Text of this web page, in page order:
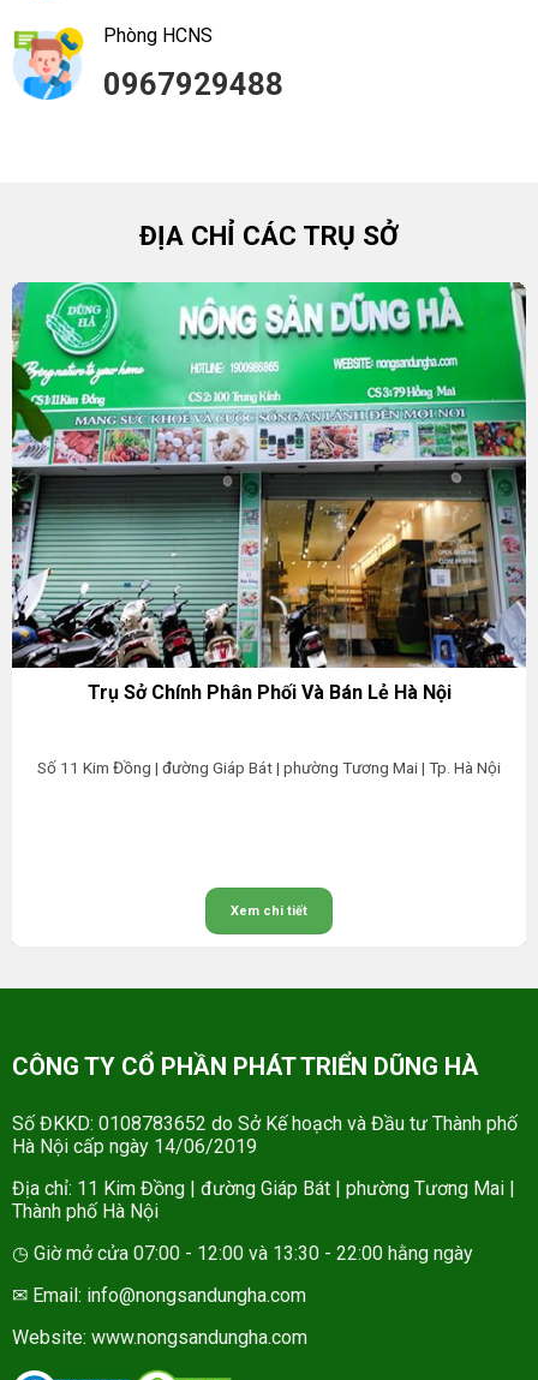
Phòng HCNS
0967929488
ĐỊA CHỈ CÁC TRỤ SỞ
Trụ Sở Chính Phân Phối Và Bán Lẻ Hà Nội
Số 11 Kim Đồng | đường Giáp Bát | phường Tương Mai | Tp. Hà Nội
Xem chi tiết
CÔNG TY CỔ PHẦN PHÁT TRIỂN DŨNG HÀ
Số ĐKKD: 0108783652 do Sở Kế hoạch và Đầu tư Thành phố
Hà Nội cấp ngày 14/06/2019
Địa chỉ: 11 Kim Đồng | đường Giáp Bát | phường Tương Mai |
Thành phố Hà Nội
◷ Giờ mở cửa 07:00 - 12:00 và 13:30 - 22:00 hằng ngày
✉ Email: info@nongsandungha.com
Website: www.nongsandungha.com